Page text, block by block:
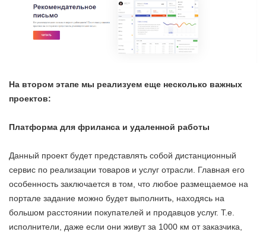
На втором этапе мы реализуем еще несколько важных
проектов:
Платформа для фриланса и удаленной работы
Данный проект будет представлять собой дистанционный
сервис по реализации товаров и услуг отрасли. Главная его
особенность заключается в том, что любое размещаемое на
портале задание можно будет выполнить, находясь на
большом расстоянии покупателей и продавцов услуг. Т.е.
исполнители, даже если они живут за 1000 км от заказчика,